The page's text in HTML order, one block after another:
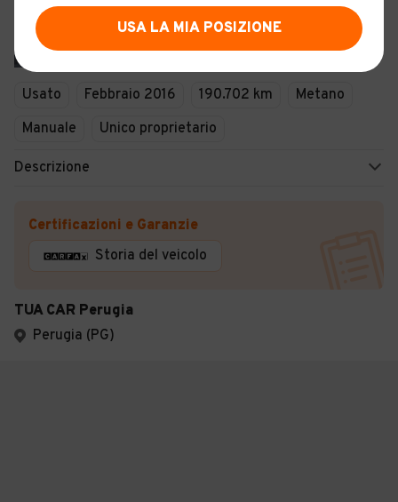
Volkswagen Golf Variant 1.4
Confortline Busi #9808
Usato Febbraio 2016 190.702 km
Metano
Manuale
Unico proprietario
Descrizione
Certificazioni e Garanzie
Storia del veicolo
TUA CAR Perugia
Perugia (PG)
USA LA MIA POSIZIONE